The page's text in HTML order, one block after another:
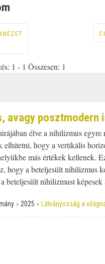
1 - 1 Összesen: 1
avagy posztmodern
élve a nihilizmus egyre
hogy a vertikális
más értékek kellenek.
hogy a beteljesült nihilizmus
beteljesült nihilizmust
› 2025 › Látványosság a